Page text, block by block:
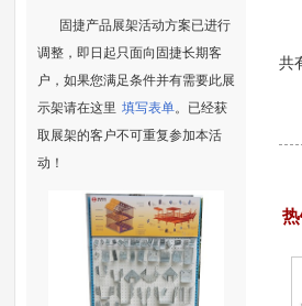
固捷产品展架活动方案已进行
调整，即日起只面向固捷长期客
户，如果您满足条件并有需要此展
示架请在这里填写表单。已经获
取展架的客户不可重复参加本活
动！